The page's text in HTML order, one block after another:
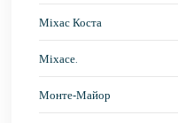
Міхас Коста
Міхасе.
Монте-Майор